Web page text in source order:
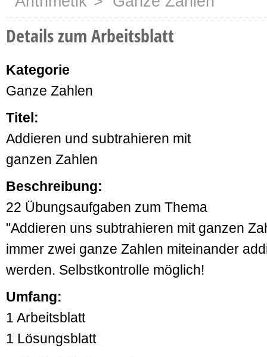
Details zum Arbeitsblatt
Kategorie
Ganze Zahlen
Titel:
Addieren und subtrahieren mit
ganzen Zahlen
Beschreibung:
22 Übungsaufgaben zum Thema
"Addieren uns subtrahieren mit ganzen
immer zwei ganze Zahlen miteinander
werden. Selbstkontrolle möglich!
Umfang:
1 Arbeitsblatt
1 Lösungsblatt